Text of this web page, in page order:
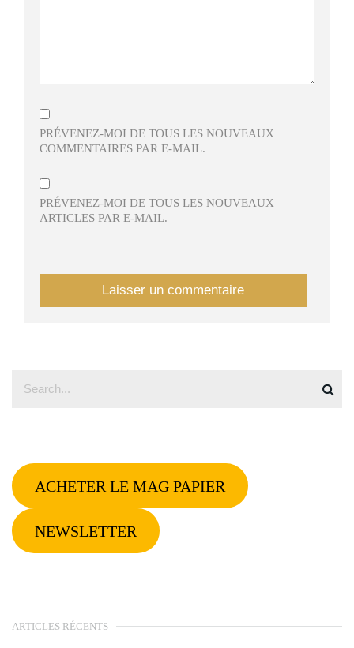
PRÉVENEZ-MOI DE TOUS LES NOUVEAUX
COMMENTAIRES PAR E-MAIL.
PRÉVENEZ-MOI DE TOUS LES NOUVEAUX
ARTICLES PAR E-MAIL.
ACHETER LE MAG PAPIER
NEWSLETTER
ARTICLES RÉCENTS